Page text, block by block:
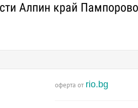
Алпин край Пампорово
оферта от rio.bg